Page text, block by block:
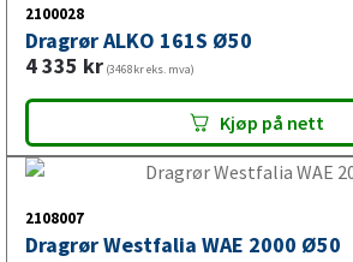
2100028
Dragrør ALKO 161S Ø50
4 335 kr (3468kr eks. mva)
Kjøp på nett
2108007
Dragrør Westfalia WAE 2000 Ø50